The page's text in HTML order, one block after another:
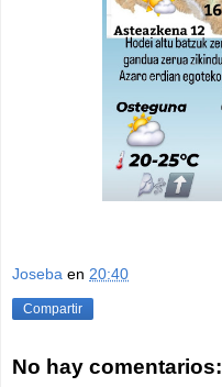
Joseba en 20:40
Compartir
No hay comentarios: